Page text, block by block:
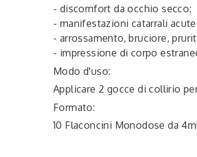
- discomfort da occhio secco;
- manifestazioni catarrali
- arrossamento, bruciore,
- impressione di corpo
Modo d'uso:
Applicare 2 gocce di collirio
Formato:
10 Flaconcini Monodose da